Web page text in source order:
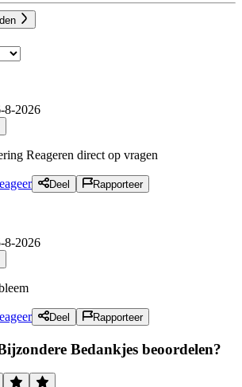
8-2026
Reageren direct op vragen
Deel Rapporteer
8-2026
Deel Rapporteer
Bedankjes beoordelen?